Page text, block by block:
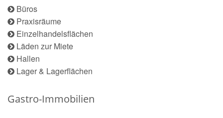
Büros
Praxisräume
Einzelhandelsflächen
Läden zur Miete
Hallen
Lager & Lagerflächen
Gastro-Immobilien